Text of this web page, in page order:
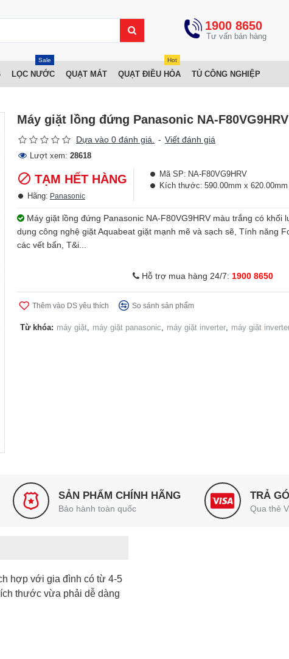
1900 8650
LỌC NƯỚC
Sale
QUẠT MÁT QUẠT ĐIỀU HÒA
Hot
TỦ CÔNG NGHIỆP
Máy giặt lồng đứng Panasonic NA-
Dựa vào 0 đánh giá. - Viết đánh giá
Lượt xem: 28618
TẠM HẾT HÀNG
Hãng: Panasonic
Mã SP: NA-F80VG9HRV
Kích thước: 590.00mm x
Máy giặt lồng đứng Panasonic NA-F80VG9HRV màu trắng có khối
dụng công nghệ giặt Aquabeat giặt mạnh mẽ và sạch sẽ, Tính năng
các vết bẩn, T&i...
Hỗ trợ mua hàng 24/7: 1900 8650
Thêm vào DS yêu thích So sánh sản phẩm
Từ khóa: máy giặt, máy giặt panasonic, máy giặt inverter, máy giặt
SẢN PHẨM CHÍNH HÃNG
Bảo hành toàn quốc
TRẢ
Qua thẻ
hợp với gia đình có từ 4-5
thước vừa phải dễ dàng